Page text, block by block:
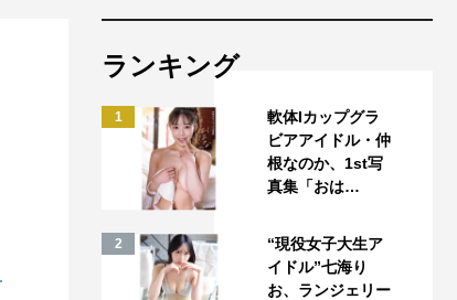
ランキング
1
軟体Iカップグラ
ビアアイドル・仲
根なのか、1st写
真集「おは…
2
“現役女子大生ア
イドル”七海り
お、ランジェリー